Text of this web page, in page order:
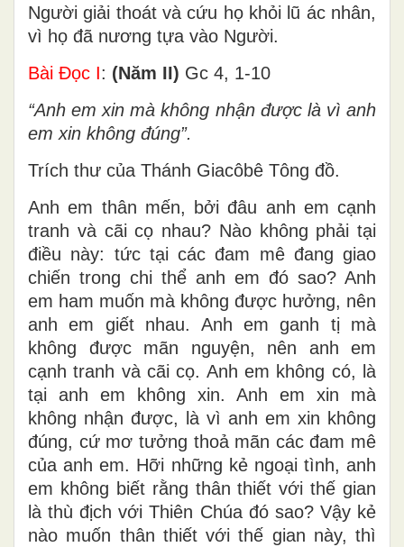
Người giải thoát và cứu họ khỏi lũ ác nhân,
vì họ đã nương tựa vào Người.
Bài Ðọc I: (Năm II) Gc 4, 1-10
“Anh em xin mà không nhận được là vì anh
em xin không đúng”.
Trích thư của Thánh Giacôbê Tông đồ.
Anh em thân mến, bởi đâu anh em cạnh
tranh và cãi cọ nhau? Nào không phải tại
điều này: tức tại các đam mê đang giao
chiến trong chi thể anh em đó sao? Anh
em ham muốn mà không được hưởng, nên
anh em giết nhau. Anh em ganh tị mà
không được mãn nguyện, nên anh em
cạnh tranh và cãi cọ. Anh em không có, là
tại anh em không xin. Anh em xin mà
không nhận được, là vì anh em xin không
đúng, cứ mơ tưởng thoả mãn các đam mê
của anh em. Hỡi những kẻ ngoại tình, anh
em không biết rằng thân thiết với thế gian
là thù địch với Thiên Chúa đó sao? Vậy kẻ
nào muốn thân thiết với thế gian này, thì